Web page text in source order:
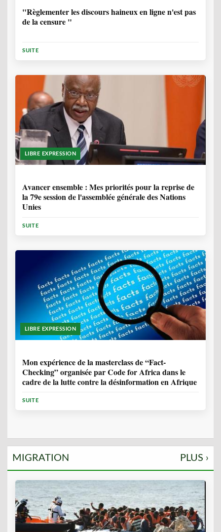
"Règlementer les discours haineux en ligne n'est pas
de la censure "
SUITE
LIBRE EXPRESSION
Avancer ensemble : Mes priorités pour la reprise de
la 79e session de l'assemblée générale des Nations
Unies
SUITE
LIBRE EXPRESSION
Mon expérience de la masterclass de “Fact-
Checking” organisée par Code for Africa dans le
cadre de la lutte contre la désinformation en Afrique
SUITE
MIGRATION PLUS ›